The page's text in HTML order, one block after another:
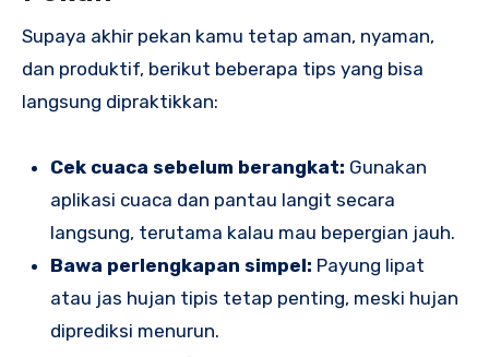
Supaya akhir pekan kamu tetap aman, nyaman,
dan produktif, berikut beberapa tips yang bisa
langsung dipraktikkan:
Cek cuaca sebelum berangkat: Gunakan
aplikasi cuaca dan pantau langit secara
langsung, terutama kalau mau bepergian jauh.
Bawa perlengkapan simpel: Payung lipat
atau jas hujan tipis tetap penting, meski hujan
diprediksi menurun.